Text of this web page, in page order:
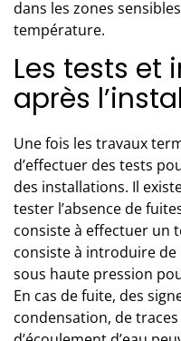
dans les zones
température.
Les tests et
après
Une fois les travaux
d’effectuer des tests
des installations. Il
tester l’absence de
consiste à effectuer un
consiste à introduire de
sous haute pression
En cas de fuite, des
condensation, de